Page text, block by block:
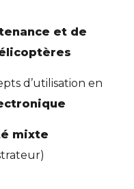
et de
d’utilisation en
mixte